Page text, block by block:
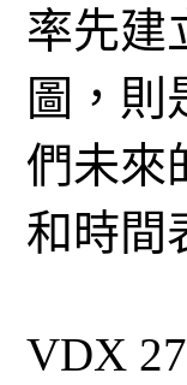
率先建
圖，則
們未來
和時間
VDX